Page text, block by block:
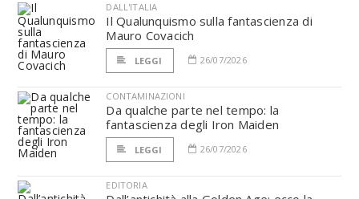
DALL'ITALIA
Il Qualunquismo sulla fantascienza di
Mauro Covacich
LEGGI 26/07/2026
CONTAMINAZIONI
Da qualche parte nel tempo: la
fantascienza degli Iron Maiden
LEGGI 26/07/2026
EDITORIA